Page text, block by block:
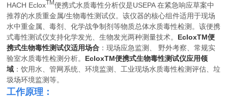
HACH EcloxTM便携式水质毒性分析仪是USEPA 在紧急响应草案中
推荐的水质重金属/生物毒性测试仪。该仪器的核心组件适用于现场
水中重金属、毒剂、化学战争制剂等物质总体水质毒性检测。该便携
式毒性测试仪支持化学发光、生物发光两种测量技术。 EcloxTM便
携式生物毒性测试仪适用场合 ：现场应急监测、 野外考察、常规实
验室水质毒性检测分析。 EcloxTM便携式生物毒性测试仪应用领
域 ：饮用水、管网系统、环境监测、工业现场水质毒性检测评估、垃
圾场环境监测等。
工作原理：